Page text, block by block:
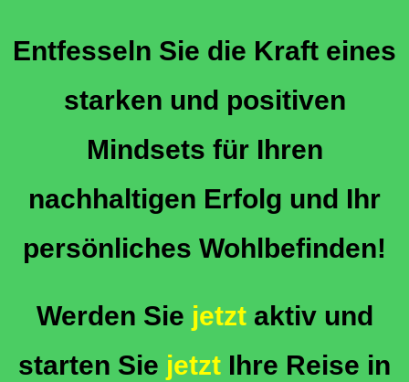
Entfesseln Sie die Kraft eines
starken und positiven
Mindsets für Ihren
nachhaltigen Erfolg und Ihr
persönliches Wohlbefinden!
Werden Sie jetztaktiv und
starten Sie jetzt Ihre Reise in